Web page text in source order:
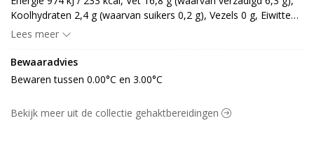
Koolhydraten 2,4 g (waarvan suikers 0,2 g), Vezels 0 g, Eiwitten
17,9 g, Zout 1,9 g.
Lees meer
Bewaaradvies
Bewaren tussen 0.00°C en 3.00°C
Bekijk meer uit de collectie gehaktbereidingen